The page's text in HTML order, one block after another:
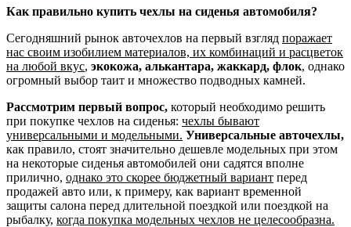
Как правильно купить чехлы на сиденья автомобиля?
Сегодняшний рынок авточехлов на первый взгляд поражает
нас своим изобилием материалов, их комбинаций и расцветок
на любой вкус, экокожа, алькантара, жаккард, флок, однако
огромный выбор таит и множество подводных камней.
Рассмотрим первый вопрос, который необходимо решить
при покупке чехлов на сиденья: чехлы бывают
универсальными и модельными. Универсальные авточехлы,
как правило, стоят значительно дешевле модельных при этом
на некоторые сиденья автомобилей они садятся вполне
прилично, однако это скорее бюджетный вариант перед
продажей авто или, к примеру, как вариант временной
защиты салона перед длительной поездкой или поездкой на
рыбалку, когда покупка модельных чехлов не целесообразна.